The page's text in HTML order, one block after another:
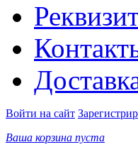
Войти на сайт
Ваша корзина пуста